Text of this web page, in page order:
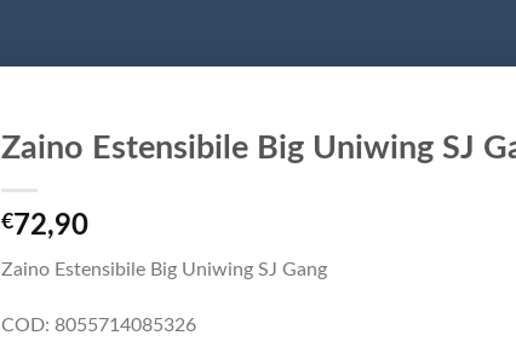
Zaino Estensibile Big Uniwing SJ
€72,90
Zaino Estensibile Big Uniwing SJ Gang
COD: 8055714085326